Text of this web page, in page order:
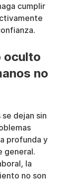
cumplir
oculto
no
dejan sin
profunda y
general.
la
no son